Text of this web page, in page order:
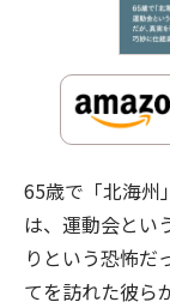
65歳で「北海州
は、運動会とい
りという恐怖だ
てを訪れた彼